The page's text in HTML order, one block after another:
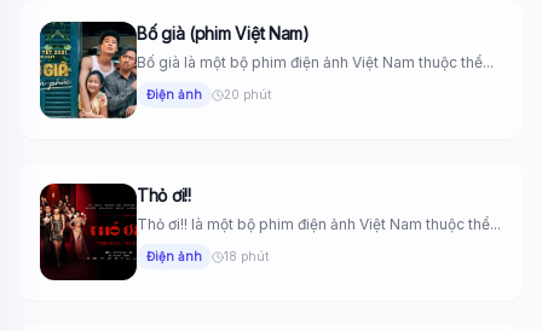
Bố già (phim Việt Nam)
Bố già là một bộ phim điện ảnh Việt Nam thuộc thể...
Điện ảnh 20 phút
Thỏ ơi!!
Thỏ ơi!! là một bộ phim điện ảnh Việt Nam thuộc thể...
Điện ảnh 18 phút